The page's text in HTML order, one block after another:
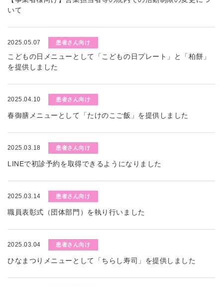
いて
2025.05.07 患者さん向け
こどもの日メニューとして「こどもの日プレート」と「柏餅」
を提供しました
2025.04.10 患者さん向け
春御膳メニューとして「たけのこご飯」を提供しました
2025.03.18 患者さん向け
LINEで初診予約を取得できるようになりました
2025.03.14 患者さん向け
職員表彰式（団体部門）を執り行いました
2025.03.04 患者さん向け
ひなまつりメニューとして「ちらし寿司」を提供しました